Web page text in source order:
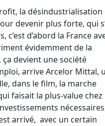
la désindustrialisation
devenir plus forte, qui
d’abord la France
évidemment de la
ça devient une société
arrive Arcelor Mittal,
dans le film, la marche
faisait la plus-value chez
arrivé, avec un certain